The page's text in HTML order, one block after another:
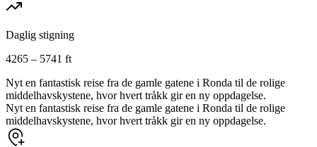
Daglig stigning
4265 – 5741 ft
Nyt en fantastisk reise fra de gamle gatene i Ronda til de rolige
middelhavskystene, hvor hvert tråkk gir en ny oppdagelse.
Nyt en fantastisk reise fra de gamle gatene i Ronda til de rolige
middelhavskystene, hvor hvert tråkk gir en ny oppdagelse.